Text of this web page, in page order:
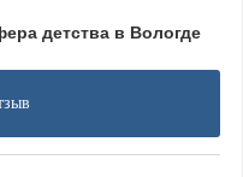
детства в Вологде